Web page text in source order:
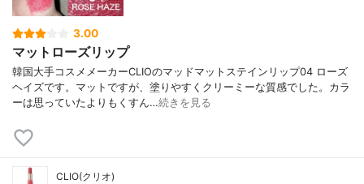
3.00
マットローズリップ
韓国大手コスメメーカーCLIOのマッドマットステインリップ04 ローズ
ヘイズです。マットですが、塗りやすくクリーミーな質感でした。カラ
ーは思っていたよりもくすん…続きを見る
CLIO(クリオ)